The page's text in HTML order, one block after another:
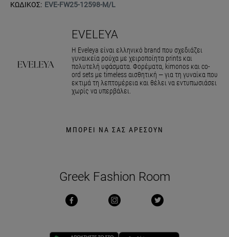
ΚΩΔΙΚΟΣ: EVE-FW25-12598-M/L
EVELEYA
Η Eveleya είναι ελληνικό brand που σχεδιάζει
γυναικεία ρούχα με χειροποίητα prints και
πολυτελή υφάσματα. Φορέματα, kimonos και co-
ord sets με timeless αισθητική — για τη γυναίκα που
εκτιμά τη λεπτομέρεια και θέλει να εντυπωσιάσει
χωρίς να υπερβάλει.
ΜΠΟΡΕΙ ΝΑ ΣΑΣ ΑΡΕΣΟΥΝ
Greek Fashion Room